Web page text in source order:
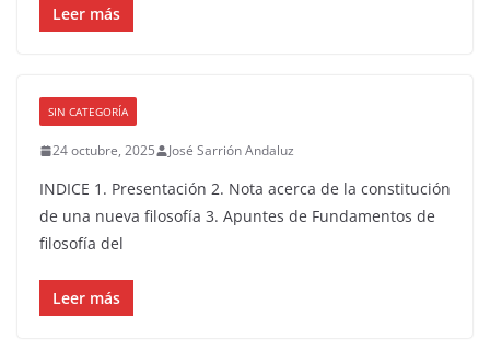
Leer más
SIN CATEGORÍA
24 octubre, 2025 José Sarrión Andaluz
INDICE 1. Presentación 2. Nota acerca de la constitución
de una nueva filosofía 3. Apuntes de Fundamentos de
filosofía del
Leer más